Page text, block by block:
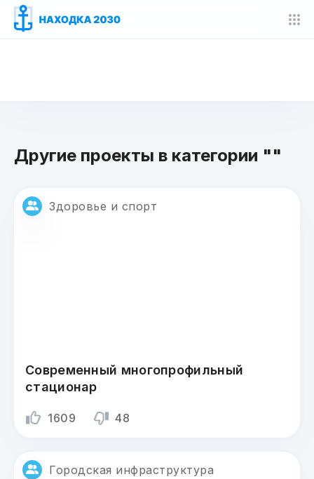
Другие проекты в категории ""
Здоровье и спорт
Современный многопрофильный
стационар
1609 48
Городская инфраструктура